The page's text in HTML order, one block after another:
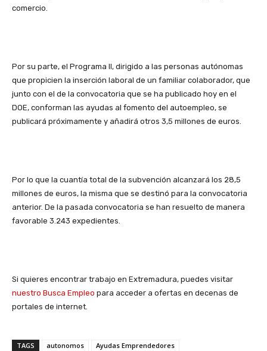
comercio.
Por su parte, el Programa II, dirigido a las personas autónomas
que propicien la inserción laboral de un familiar colaborador, que
junto con el de la convocatoria que se ha publicado hoy en el
DOE, conforman las ayudas al fomento del autoempleo, se
publicará próximamente y añadirá otros 3,5 millones de euros.
Por lo que la cuantía total de la subvención alcanzará los 28,5
millones de euros, la misma que se destinó para la convocatoria
anterior. De la pasada convocatoria se han resuelto de manera
favorable 3.243 expedientes.
Si quieres encontrar trabajo en Extremadura, puedes visitar
nuestro Busca Empleo para acceder a ofertas en decenas de
portales de internet.
TAGS autonomos Ayudas Emprendedores